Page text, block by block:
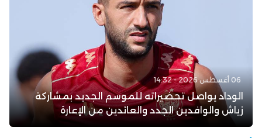
06 أغسطس 2026 - 14:32
الوداد يواصل تحضيراته للموسم الجديد بمشاركة
زياش والوافدين الجدد والعائدين من الإعارة